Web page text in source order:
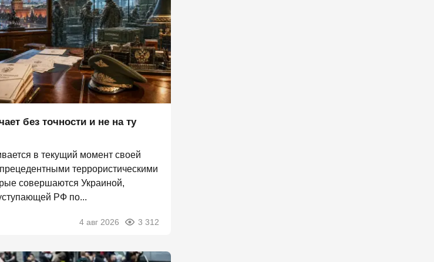
без точности и не на ту
в текущий момент своей
террористическими
совершаются Украиной,
РФ по...
4 авг 2026 3 312